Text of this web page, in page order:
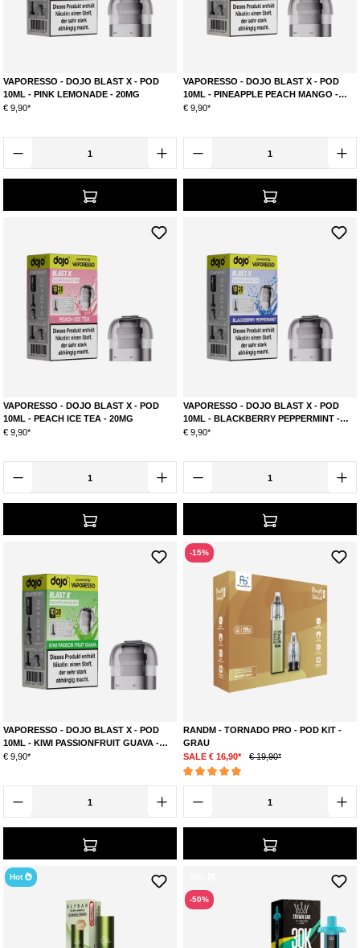
VAPORESSO - DOJO BLAST X - POD
10ML - PINK LEMONADE - 20MG
€ 9,90*
VAPORESSO - DOJO BLAST X - POD
10ML - PINEAPPLE PEACH MANGO -
20MG
€ 9,90*
VAPORESSO - DOJO BLAST X - POD
10ML - PEACH ICE TEA - 20MG
€ 9,90*
VAPORESSO - DOJO BLAST X - POD
10ML - BLACKBERRY PEPPERMINT -
20MG
€ 9,90*
VAPORESSO - DOJO BLAST X - POD
10ML - KIWI PASSIONFRUIT GUAVA -
20MG
€ 9,90*
-15%
RANDM - TORNADO PRO - POD KIT -
GRAU
SALE € 16,90*
€ 19,90*
Durchschnittliche Bewertung von 5 von 5
Hot
-50%